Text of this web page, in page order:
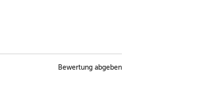
Bewertung abgeben